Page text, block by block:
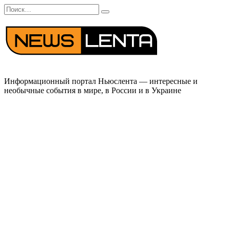
Перейти
к
содержанию
Search
for:
Информационный портал Ньюслента — интересные и
необычные события в мире, в России и в Украине